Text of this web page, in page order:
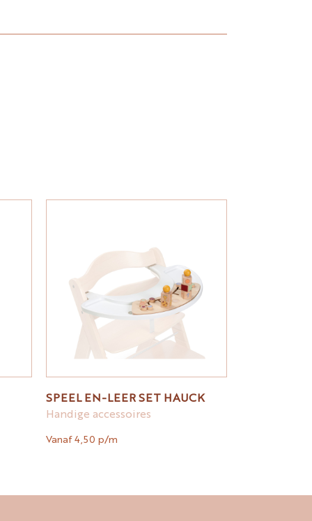
SPEEL EN-LEER SET HAUCK
Handige accessoires
Vanaf 4,50 p/m